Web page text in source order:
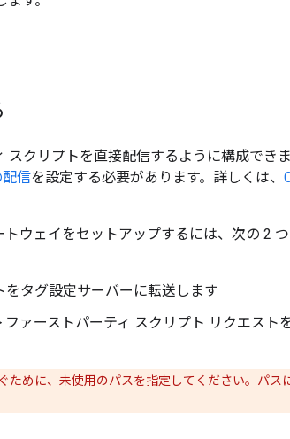
スクリプトを直接配信するように構成でき
信を設定する必要があります。詳しくは、
ウェイをセットアップするには、次の 2
をタグ設定サーバーに転送します
ファーストパーティ スクリプト リクエスト
めに、未使用のパスを指定してください。パス